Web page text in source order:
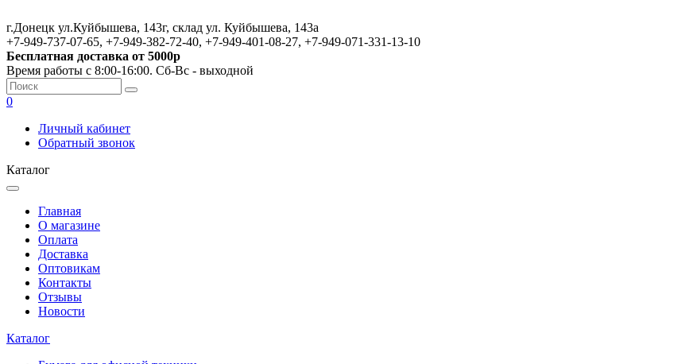
г.Донецк ул.Куйбышева, 143г, склад ул. Куйбышева, 143а
+7-949-737-07-65, +7-949-382-72-40, +7-949-401-08-27, +7-949-071-331-13-10
Бесплатная доставка от 5000р
Время работы с 8:00-16:00. Сб-Вс - выходной
0
Личный кабинет
Обратный звонок
Каталог
Главная
О магазине
Оплата
Доставка
Оптовикам
Контакты
Отзывы
Новости
Каталог